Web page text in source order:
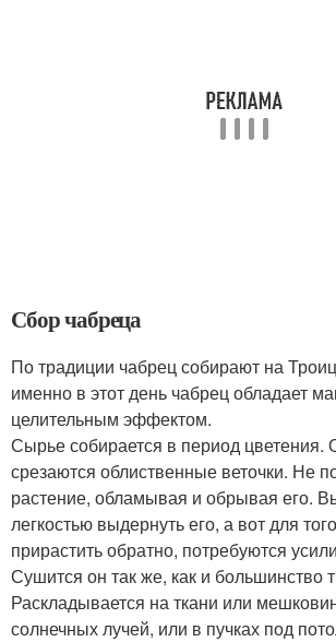
Сбор чабреца
По традиции чабрец собирают на
именно в этот день чабрец обладает
целительным эффектом.
Сырье собирается в период
срезаются облиственные веточки. Не
растение, обламывая и обрывая его.
легкостью выдернуть его, а вот для
прирастить обратно, потребуются
Сушится он так же, как и большинство
Раскладывается на ткани или
солнечных лучей, или в пучках под